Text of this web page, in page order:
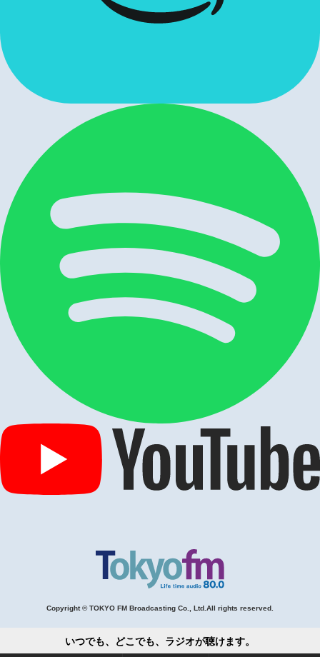
Copyright © TOKYO FM Broadcasting Co., Ltd.All rights reserved.
いつでも、どこでも、ラジオが聴けます。